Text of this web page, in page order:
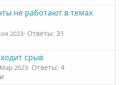
не работают в темах
2023 Ответы: 31
срыв
2023 Ответы: 4